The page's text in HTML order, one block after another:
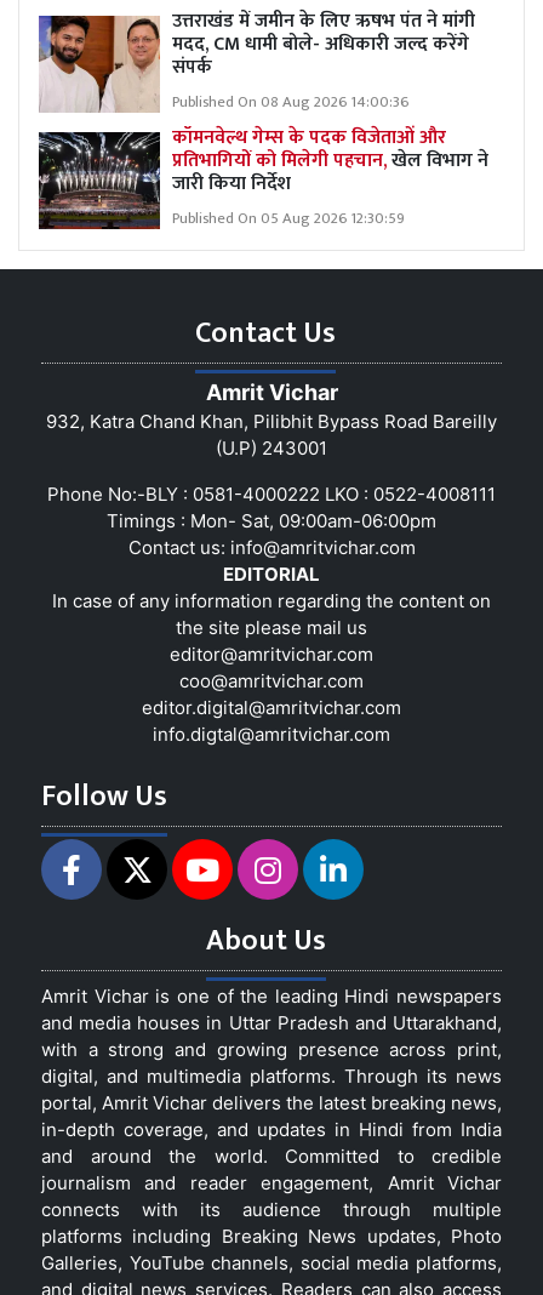
उत्तराखंड में जमीन के लिए ऋषभ पंत ने मांगी
मदद, CM धामी बोले- अधिकारी जल्द करेंगे
संपर्क
Published On 08 Aug 2026 14:00:36
कॉमनवेल्थ गेम्स के पदक विजेताओं और
प्रतिभागियों को मिलेगी पहचान,खेल विभाग ने
जारी किया निर्देश
Published On 05 Aug 2026 12:30:59
Contact Us
Amrit Vichar
932, Katra Chand Khan, Pilibhit Bypass Road Bareilly
(U.P) 243001
Phone No:-BLY : 0581-4000222 LKO : 0522-4008111
Timings : Mon- Sat, 09:00am-06:00pm
Contact us: info@amritvichar.com
EDITORIAL
In case of any information regarding the content on
the site please mail us
editor@amritvichar.com
coo@amritvichar.com
editor.digital@amritvichar.com
info.digtal@amritvichar.com
Follow Us
About Us
Amrit Vichar is one of the leading Hindi newspapers
and media houses in Uttar Pradesh and Uttarakhand,
with a strong and growing presence across print,
digital, and multimedia platforms. Through its news
portal, Amrit Vichar delivers the latest breaking news,
in-depth coverage, and updates in Hindi from India
and around the world. Committed to credible
journalism and reader engagement, Amrit Vichar
connects with its audience through multiple
platforms including Breaking News updates, Photo
Galleries, YouTube channels, social media platforms,
and digital news services. Readers can also access